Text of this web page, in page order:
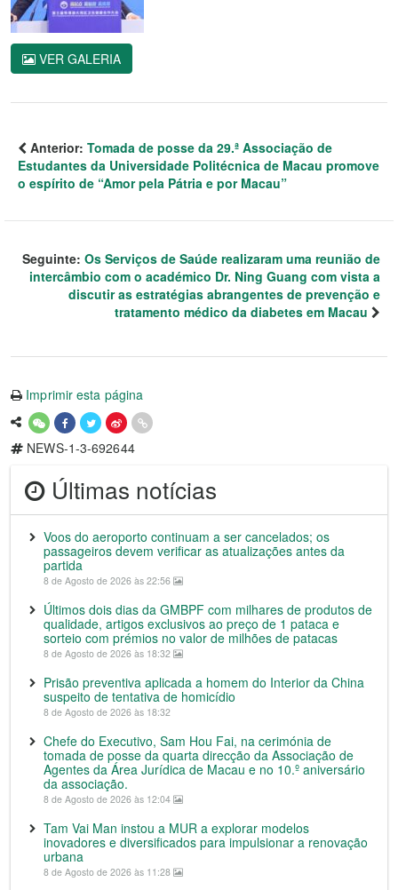
VER GALERIA
Anterior: Tomada de posse da 29.ª Associação de
Estudantes da Universidade Politécnica de Macau promove
o espírito de “Amor pela Pátria e por Macau”
Seguinte: Os Serviços de Saúde realizaram uma reunião de
intercâmbio com o académico Dr. Ning Guang com vista a
discutir as estratégias abrangentes de prevenção e
tratamento médico da diabetes em Macau
Imprimir esta página
NEWS-1-3-692644
Últimas notícias
Voos do aeroporto continuam a ser cancelados; os
passageiros devem verificar as atualizações antes da
partida
8 de Agosto de 2026 às 22:56
Últimos dois dias da GMBPF com milhares de produtos de
qualidade, artigos exclusivos ao preço de 1 pataca e
sorteio com prémios no valor de milhões de patacas
8 de Agosto de 2026 às 18:32
Prisão preventiva aplicada a homem do Interior da China
suspeito de tentativa de homicídio
8 de Agosto de 2026 às 18:32
Chefe do Executivo, Sam Hou Fai, na cerimónia de
tomada de posse da quarta direcção da Associação de
Agentes da Área Jurídica de Macau e no 10.º aniversário
da associação.
8 de Agosto de 2026 às 12:04
Tam Vai Man instou a MUR a explorar modelos
inovadores e diversificados para impulsionar a renovação
urbana
8 de Agosto de 2026 às 11:28